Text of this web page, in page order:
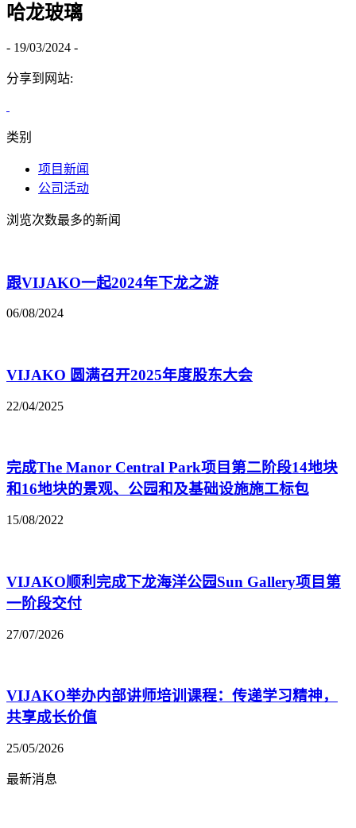
哈龙玻璃
- 19/03/2024 -
分享到网站:
类别
项目新闻
公司活动
浏览次数最多的新闻
跟VIJAKO一起2024年下龙之游
06/08/2024
VIJAKO 圆满召开2025年度股东大会
22/04/2025
完成The Manor Central Park项目第二阶段14地块
和16地块的景观、公园和及基础设施施工标包
15/08/2022
VIJAKO顺利完成下龙海洋公园Sun Gallery项目第
一阶段交付
27/07/2026
VIJAKO举办内部讲师培训课程：传递学习精神，
共享成长价值
25/05/2026
最新消息